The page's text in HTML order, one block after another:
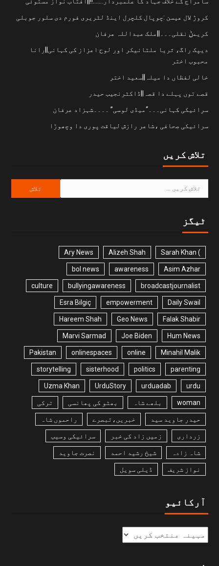
کروڑ لال عیسن :چوپال کلچرل اینڈ لٹریری فورم دی سلور جوبلی
کریمݨ نقلی۔۔۔||ملک عبداللہ عرفان
دیپک راگ، ثریا ملتانیکر اور لوح اعزاز کی کہانی||رانا
محبوب اختر
خالی لفظاں دا میلہ||سعید اختر
قصے توں پہلے دا قصہ||ڈاکٹرنجیب حیدر
سرائیکی کہانی۔۔۔“میڈی لوسی” ۔۔۔۔شہزاد عرفان
سرائیکی صحافی ،شاعر رازش لیاقت پوری دا وچھوڑا
تلاش کریں
ٹیگز
) Sarah Khan
Alizeh Shah
Ary News
Asim Azhar
awareness
bol news
broadcastjournalist
bullyingawareness
culture
Daily Swail
empowerment
Esra Bilgiç
Falak Shabir
Geo News
Hareem Shah
Hum News
Joe Biden
Marvi Sarmad
Minahil Malik
online
onlinespaces
Pakistan
parenting
politics
sisterhood
storytelling
urdu
urduadab
UrduStory
Uzma Khan
woman بلھے شاہ بھٹو کی پھانسی ترکی
حیدر جاوید سید خبریں،تبصرے راحموں شاہ
زرداری زمیں زاد کی خبر سرائیکی وسیب
شاہ زادہ شیخ رشید احمد نصرت جاوید
نواز شریف ڈیلی سویل
آرکائیو